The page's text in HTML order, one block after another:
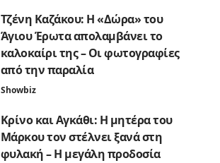
Τζένη Καζάκου: Η «Δώρα» του
Άγιου Έρωτα απολαμβάνει το
καλοκαίρι της – Οι φωτογραφίες
από την παραλία
Showbiz
Κρίνο και Αγκάθι: Η μητέρα του
Μάρκου τον στέλνει ξανά στη
φυλακή – Η μεγάλη προδοσία